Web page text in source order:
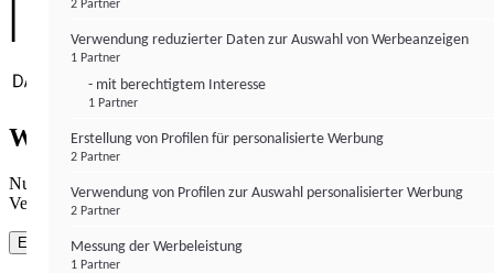
Wie gewohnt mit Werbung lesen
Nutzen Sie institutional-money.com mit Ihrer Zustimmung zur
Verwendung von Cookies für Webanalyse und Werbemaßnahmen.
Einverstanden
2 Partner
Verwendung reduzierter Daten zur Auswahl von Werbeanzeigen
1 Partner
- mit berechtigtem Interesse
1 Partner
Erstellung von Profilen für personalisierte Werbung
2 Partner
Verwendung von Profilen zur Auswahl personalisierter Werbung
2 Partner
Messung der Werbeleistung
1 Partner